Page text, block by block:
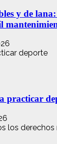
y de
practicar
los derechos